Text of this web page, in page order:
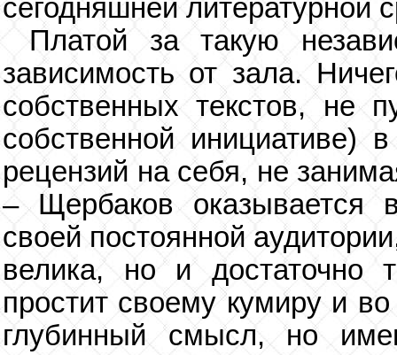
сегодняшней литературной
Платой за такую
зависимость от зала.
собственных текстов, не
собственной инициативе)
рецензий на себя, не
– Щербаков оказывается
своей постоянной
велика, но и достаточно
простит своему кумиру и
глубинный смысл, но